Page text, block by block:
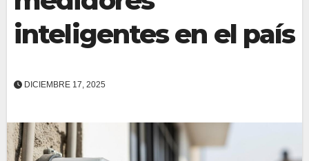
inteligentes en el país
DICIEMBRE 17, 2025